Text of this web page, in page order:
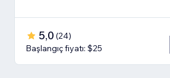
5,0 (24)
Başlangıç fiyatı: $25